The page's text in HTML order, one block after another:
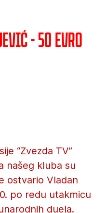
- 50 evro
“Zvezda TV”
našeg kluba su
ostvario Vladan
po redu utakmicu
duela.